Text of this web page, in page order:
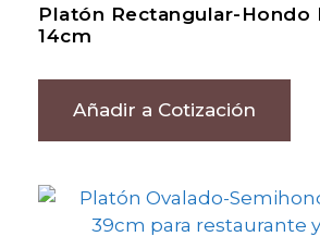
Platón Rectangular-Hondo
14cm
Añadir a Cotización